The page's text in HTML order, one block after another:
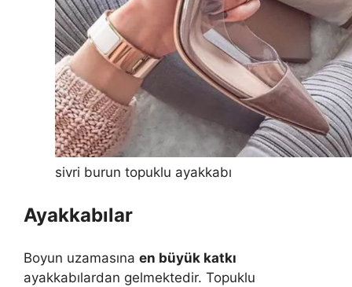
sivri burun topuklu ayakkabı
Ayakkabılar
Boyun uzamasına en büyük katkı
ayakkabılardan gelmektedir. Topuklu